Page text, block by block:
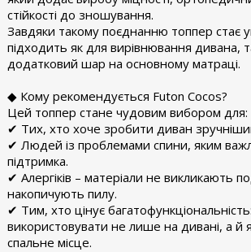
стійкості до зношування.
Завдяки такому поєднанню топпер стає
підходить як для вирівнювання дивана,
додатковий шар на основному матраці.
◆ Кому рекомендується Futon Cocos?
Цей топпер стане чудовим вибором для:
✔ Тих, хто хоче зробити диван
✔ Людей із проблемами спини, яким
підтримка.
✔ Алергіків – матеріали не викликають
накопичують пилу.
✔ Тим, хто цінує
використовувати не лише на дивані, а й
спальне місце.